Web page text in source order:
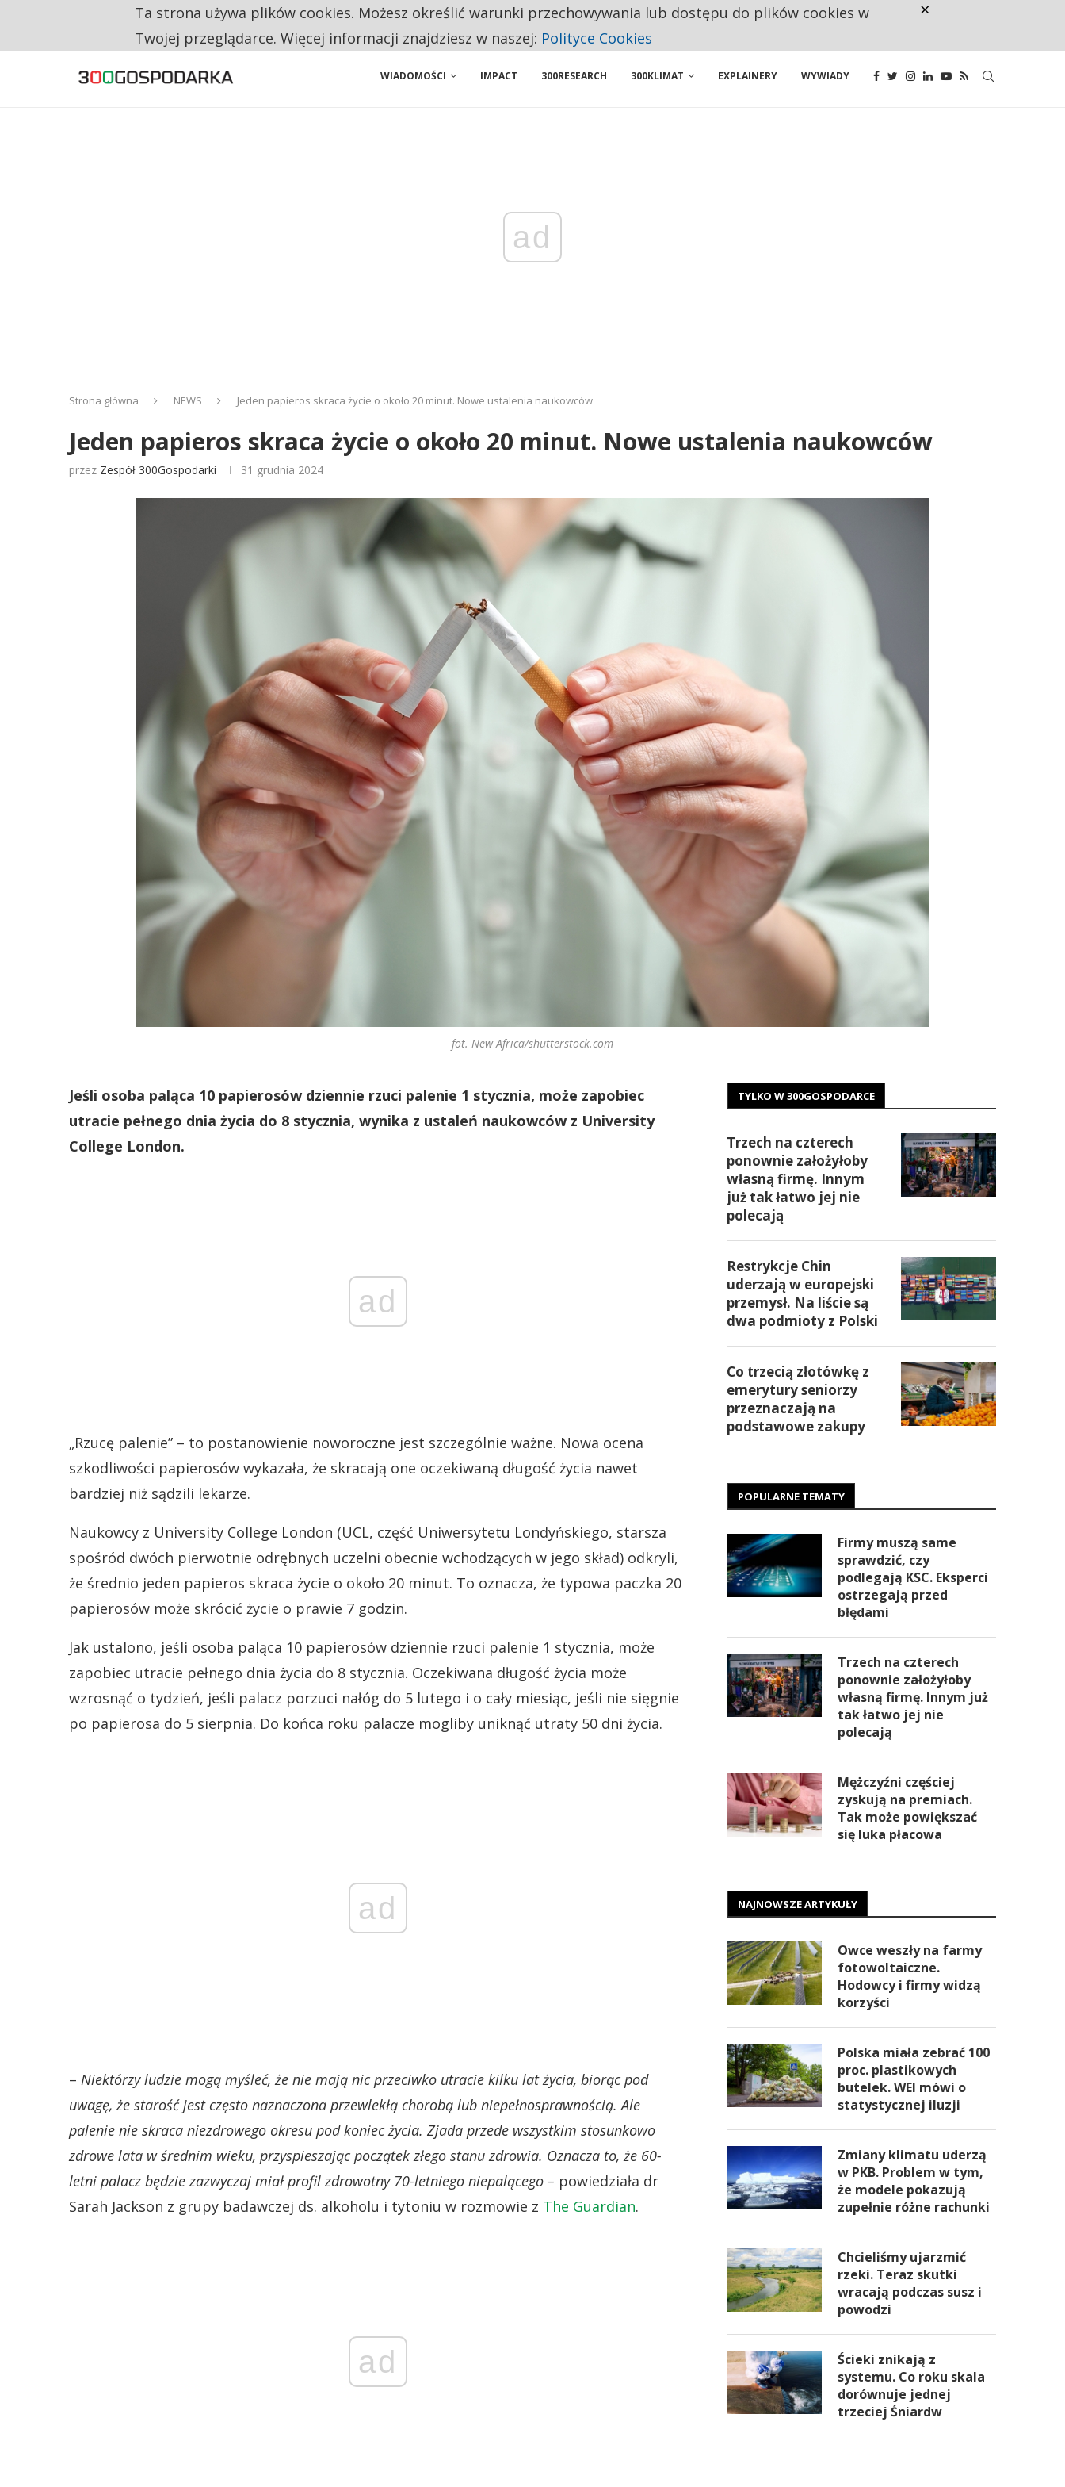
CO TRZECIĄ ZŁOTÓWKĘ Z EMERYTURY SENIORZY PRZEZNACZAJĄ NA PODSTAWOWE ZAKUPY
WIADOMOŚCI IMPACT 300RESEARCH 300KLIMAT EXPLAINERY WYWIADY
ad
Strona główna NEWS Jeden papieros skraca życie o około 20 minut. Nowe ustalenia naukowców
Jeden papieros skraca życie o około 20 minut. Nowe ustalenia naukowców
przez Zespół 300Gospodarki 31 grudnia 2024
fot. New Africa/shutterstock.com
Jeśli osoba paląca 10 papierosów dziennie rzuci palenie 1 stycznia, może zapobiec
utracie pełnego dnia życia do 8 stycznia, wynika z ustaleń naukowców z University
College London.
ad
„Rzucę palenie” – to postanowienie noworoczne jest szczególnie ważne. Nowa ocena
szkodliwości papierosów wykazała, że skracają one oczekiwaną długość życia nawet
bardziej niż sądzili lekarze.
Naukowcy z University College London (UCL, część Uniwersytetu Londyńskiego, starsza
spośród dwóch pierwotnie odrębnych uczelni obecnie wchodzących w jego skład) odkryli,
że średnio jeden papieros skraca życie o około 20 minut. To oznacza, że typowa paczka 20
papierosów może skrócić życie o prawie 7 godzin.
Jak ustalono, jeśli osoba paląca 10 papierosów dziennie rzuci palenie 1 stycznia, może
zapobiec utracie pełnego dnia życia do 8 stycznia. Oczekiwana długość życia może
wzrosnąć o tydzień, jeśli palacz porzuci nałóg do 5 lutego i o cały miesiąc, jeśli nie sięgnie
po papierosa do 5 sierpnia. Do końca roku palacze mogliby uniknąć utraty 50 dni życia.
ad
– Niektórzy ludzie mogą myśleć, że nie mają nic przeciwko utracie kilku lat życia, biorąc pod
uwagę, że starość jest często naznaczona przewlekłą chorobą lub niepełnosprawnością. Ale
palenie nie skraca niezdrowego okresu pod koniec życia. Zjada przede wszystkim stosunkowo
zdrowe lata w średnim wieku, przyspieszając początek złego stanu zdrowia. Oznacza to, że 60-
letni palacz będzie zazwyczaj miał profil zdrowotny 70-letniego niepalącego – powiedziała dr
Sarah Jackson z grupy badawczej ds. alkoholu i tytoniu w rozmowie z The Guardian.
ad
TYLKO W 300GOSPODARCE
Trzech na czterech
ponownie założyłoby
własną firmę. Innym
już tak łatwo jej nie
polecają
Restrykcje Chin
uderzają w europejski
przemysł. Na liście są
dwa podmioty z Polski
Co trzecią złotówkę z
emerytury seniorzy
przeznaczają na
podstawowe zakupy
POPULARNE TEMATY
Firmy muszą same
sprawdzić, czy
podlegają KSC. Eksperci
ostrzegają przed
błędami
Trzech na czterech
ponownie założyłoby
własną firmę. Innym już
tak łatwo jej nie
polecają
Mężczyźni częściej
zyskują na premiach.
Tak może powiększać
się luka płacowa
NAJNOWSZE ARTYKUŁY
Owce weszły na farmy
fotowoltaiczne.
Hodowcy i firmy widzą
korzyści
Polska miała zebrać 100
proc. plastikowych
butelek. WEI mówi o
statystycznej iluzji
Zmiany klimatu uderzą
w PKB. Problem w tym,
że modele pokazują
zupełnie różne rachunki
Chcieliśmy ujarzmić
rzeki. Teraz skutki
wracają podczas susz i
powodzi
Ścieki znikają z
systemu. Co roku skala
dorównuje jednej
trzeciej Śniardw
Ta strona używa plików cookies. Możesz określić warunki przechowywania lub dostępu do plików cookies w
Twojej przeglądarce. Więcej informacji znajdziesz w naszej: Polityce Cookies
×